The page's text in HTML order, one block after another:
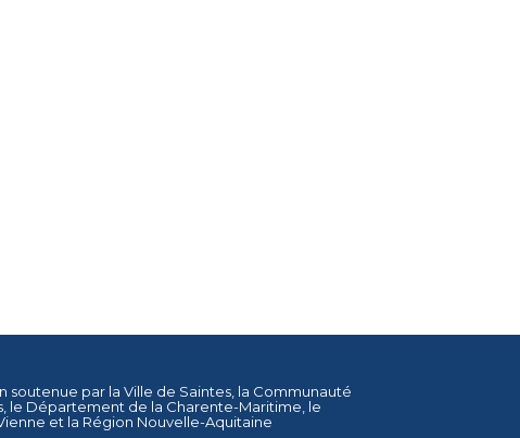
soutenue par la Ville de Saintes , la Communauté
, le Département de la Charente-Maritime , le
et la Région Nouvelle-Aquitaine